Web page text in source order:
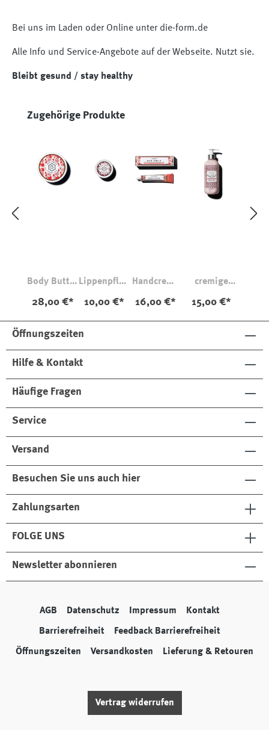
Bei uns im Laden oder Online unter die-form.de
Alle Info und Service-Angebote auf der Webseite. Nutzt sie.
Bleibt gesund / stay healthy
Produktgalerie überspringen
Zugehörige Produkte
Body Butter
Amélie
28,00 €*
Lippenpfleg
Amélie
10,00 €*
Handcreme
Amélie
16,00 €*
cremige
Rose Amélie
15,00 €*
Öffnungszeiten
Hilfe & Kontakt
Häufige Fragen
Service
Versand
Besuchen Sie uns auch hier
Zahlungsarten
FOLGE UNS
Newsletter abonnieren
AGB Datenschutz Impressum Kontakt
Barrierefreiheit Feedback Barrierefreiheit
Öffnungszeiten Versandkosten Lieferung & Retouren
Vertrag widerrufen